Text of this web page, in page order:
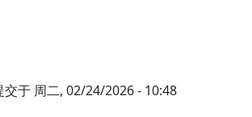
交于 周二, 02/24/2026 - 10:48